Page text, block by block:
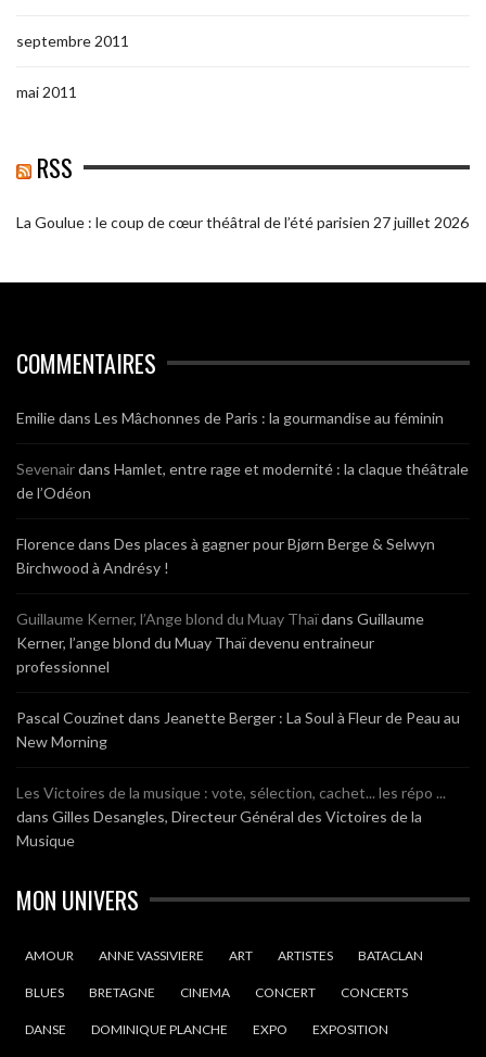
septembre 2011
mai 2011
RSS
La Goulue : le coup de cœur théâtral de l’été parisien 27 juillet 2026
COMMENTAIRES
Emiliedans Les Mâchonnes de Paris : la gourmandise au féminin
Sevenairdans Hamlet, entre rage et modernité : la claque théâtrale
de l’Odéon
Florencedans Des places à gagner pour Bjørn Berge & Selwyn
Birchwood à Andrésy !
Guillaume Kerner, l’Ange blond du Muay Thaïdans Guillaume
Kerner, l’ange blond du Muay Thaï devenu entraineur
professionnel
Pascal Couzinet dans Jeanette Berger : La Soul à Fleur de Peau au
New Morning
Les Victoires de la musique : vote, sélection, cachet... les répo ...
dans Gilles Desangles, Directeur Général des Victoires de la
Musique
MON UNIVERS
AMOUR ANNE VASSIVIERE ART ARTISTES BATACLAN
BLUES BRETAGNE CINEMA CONCERT CONCERTS
DANSE DOMINIQUE PLANCHE EXPO EXPOSITION